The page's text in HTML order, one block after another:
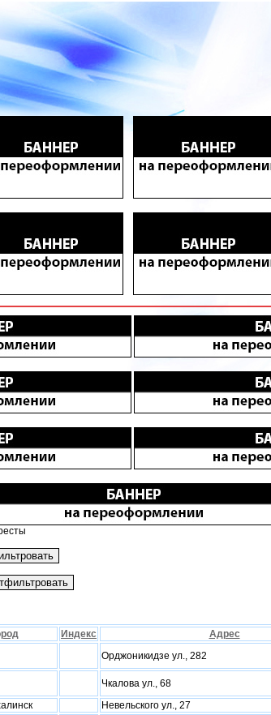
Индекс Адрес
Орджоникидзе ул., 282
Чкалова ул., 68
Невельского ул., 27